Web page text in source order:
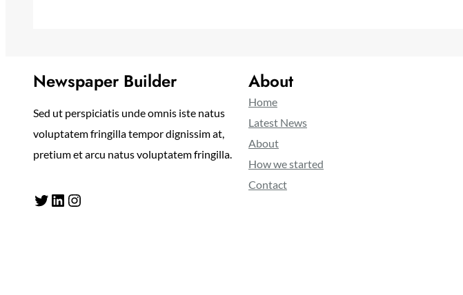
Newspaper Builder
Sed ut perspiciatis unde omnis iste natus
voluptatem fringilla tempor dignissim at,
pretium et arcu natus voluptatem fringilla.
Twitter LinkedIn Instagram
About
Home
Latest News
About
How we started
Contact